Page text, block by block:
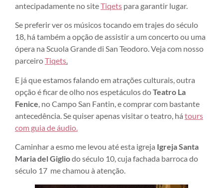
antecipadamente no siteTiqets para garantir lugar.
Se preferir ver os músicos tocando em trajes do século
18, há também a opção de assistir a um concerto ou uma
ópera na Scuola Grande di San Teodoro. Veja com nosso
parceiroTiqets.
E já que estamos falando em atrações culturais, outra
opção é ficar de olho nos espetáculos doTeatro La
Fenice , no Campo San Fantin, e comprar com bastante
antecedência. Se quiser apenas visitar o teatro, há tours
com guia de áudio.
Caminhar a esmo me levou até esta igreja Igreja Santa
Maria del Gigliodo século 10, cuja fachada barroca do
século 17 me chamou à atenção.